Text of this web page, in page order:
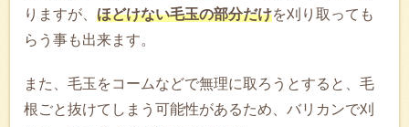
りますが、 ほどけない毛玉の部分だけを刈り取っても
らう事も出来ます。
また、毛玉をコームなどで無理に取ろうとすると、毛
根ごと抜けてしまう可能性があるため、バリカンで刈